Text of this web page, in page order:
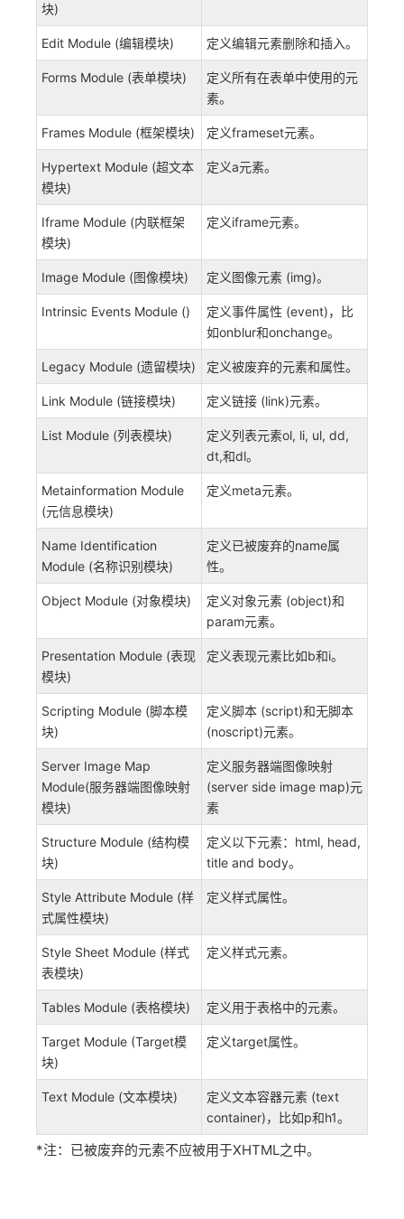
块)
Edit Module (编辑模块) 定义编辑元素删除和插入。
Forms Module (表单模块)
定义所有在表单中使用的元
素。
Frames Module (框架模块) 定义frameset元素。
Hypertext Module (超文本
模块)
定义a元素。
Iframe Module (内联框架
模块)
定义iframe元素。
Image Module (图像模块) 定义图像元素 (img)。
Intrinsic Events Module ()
定义事件属性 (event)，比
如onblur和onchange。
Legacy Module (遗留模块) 定义被废弃的元素和属性。
Link Module (链接模块) 定义链接 (link)元素。
List Module (列表模块)
定义列表元素ol, li, ul, dd,
dt,和dl。
Metainformation Module
(元信息模块)
定义meta元素。
Name Identification
Module (名称识别模块)
定义已被废弃的name属
性。
Object Module (对象模块)
定义对象元素 (object)和
param元素。
Presentation Module (表现
模块)
定义表现元素比如b和i。
Scripting Module (脚本模
块)
定义脚本 (script)和无脚本
(noscript)元素。
Server Image Map
Module(服务器端图像映射
模块)
定义服务器端图像映射
(server side image map)元
素
Structure Module (结构模
块)
定义以下元素：html, head,
title and body。
Style Attribute Module (样
式属性模块)
定义样式属性。
Style Sheet Module (样式
表模块)
定义样式元素。
Tables Module (表格模块) 定义用于表格中的元素。
Target Module (Target模
块)
定义target属性。
Text Module (文本模块)
定义文本容器元素 (text
container)，比如p和h1。
*注： 已被废弃的元素不应被用于XHTML之中。